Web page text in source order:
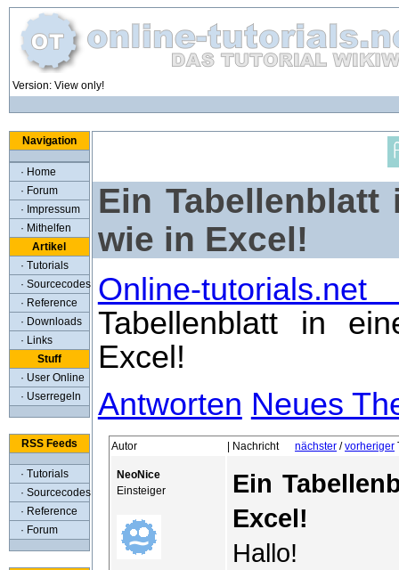
Version: View only!
Navigation
· Home
· Forum
· Impressum
· Mithelfen
Artikel
· Tutorials
· Sourcecodes
· Reference
· Downloads
· Links
Stuff
· User Online
· Userregeln
RSS Feeds
· Tutorials
· Sourcecodes
· Reference
· Forum
Ein Tabellenblatt
wie in Excel!
Online-
Tabellenblatt in
Excel!
Antworten Neues
Autor | Nachrichtnächster /vorheriger
NeoNice
Einsteiger
Ein
Excel!
Hallo!